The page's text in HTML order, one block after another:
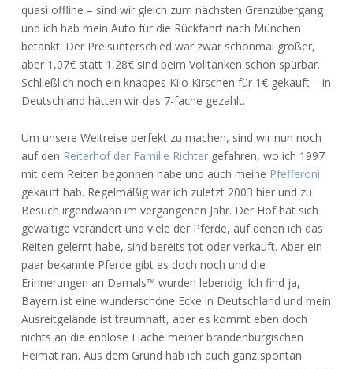
quasi offline – sind wir gleich zum nächsten Grenzübergang
und ich hab mein Auto für die Rückfahrt nach München
betankt. Der Preisunterschied war zwar schonmal größer,
aber 1,07€ statt 1,28€ sind beim Volltanken schon spürbar.
Schließlich noch ein knappes Kilo Kirschen für 1€ gekauft – in
Deutschland hätten wir das 7-fache gezahlt.
Um unsere Weltreise perfekt zu machen, sind wir nun noch
auf den Reiterhof der Familie Richtergefahren, wo ich 1997
mit dem Reiten begonnen habe und auch meine Pfefferoni
gekauft hab. Regelmäßig war ich zuletzt 2003 hier und zu
Besuch irgendwann im vergangenen Jahr. Der Hof hat sich
gewaltige verändert und viele der Pferde, auf denen ich das
Reiten gelernt habe, sind bereits tot oder verkauft. Aber ein
paar bekannte Pferde gibt es doch noch und die
Erinnerungen an Damals™ wurden lebendig. Ich find ja,
Bayern ist eine wunderschöne Ecke in Deutschland und mein
Ausreitgelände ist traumhaft, aber es kommt eben doch
nichts an die endlose Fläche meiner brandenburgischen
Heimat ran. Aus dem Grund hab ich auch ganz spontan